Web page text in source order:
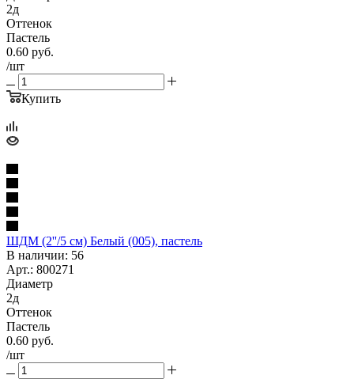
2д
Оттенок
Пастель
0.60 руб.
/шт
Купить
ШДМ (2''/5 см) Белый (005), пастель
В наличии: 56
Арт.: 800271
Диаметр
2д
Оттенок
Пастель
0.60 руб.
/шт